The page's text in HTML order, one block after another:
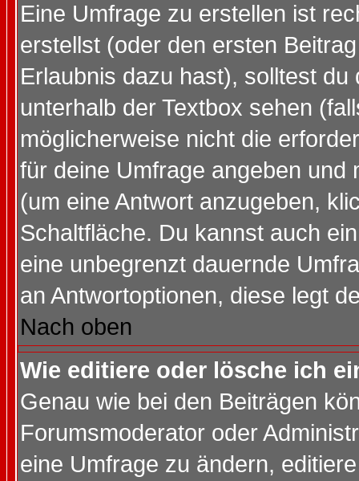
Eine Umfrage zu erstellen ist
erstellst (oder den ersten
Erlaubnis dazu hast), solltest
unterhalb der Textbox sehen
möglicherweise nicht die
für deine Umfrage angeben und
(um eine Antwort anzugeben,
Schaltfläche. Du kannst auch
eine unbegrenzt dauernde
an Antwortoptionen, diese legt
Nach oben
Wie editiere oder lösche ich
Genau wie bei den Beiträgen
Forumsmoderator oder
eine Umfrage zu ändern,